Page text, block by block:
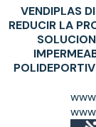
VENDIPLAS
REDUCIR LA